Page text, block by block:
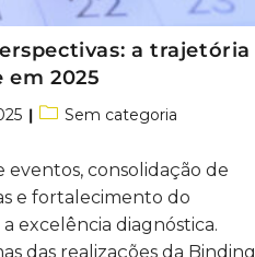
a trajetória
em 2025
Sem categoria
eventos, consolidação de
e fortalecimento do
excelência diagnóstica.
das realizações da Binding